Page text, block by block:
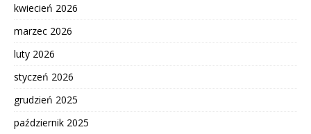
kwiecień 2026
marzec 2026
luty 2026
styczeń 2026
grudzień 2025
październik 2025